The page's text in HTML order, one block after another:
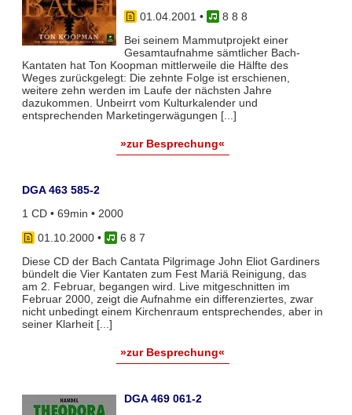
01.04.2001 •
8 8 8
Bei seinem Mammutprojekt einer
Gesamtaufnahme sämtlicher Bach-
Kantaten hat Ton Koopman mittlerweile die Hälfte des
Weges zurückgelegt: Die zehnte Folge ist erschienen,
weitere zehn werden im Laufe der nächsten Jahre
dazukommen. Unbeirrt vom Kulturkalender und
entsprechenden Marketingerwägungen [...]
»zur Besprechung«
DGA 463 585-2
1 CD • 69min • 2000
01.10.2000•
6 8 7
Diese CD der Bach Cantata Pilgrimage John Eliot Gardiners
bündelt die Vier Kantaten zum Fest Mariä Reinigung, das
am 2. Februar, begangen wird. Live mitgeschnitten im
Februar 2000, zeigt die Aufnahme ein differenziertes, zwar
nicht unbedingt einem Kirchenraum entsprechendes, aber in
seiner Klarheit [...]
»zur Besprechung«
DGA 469 061-2